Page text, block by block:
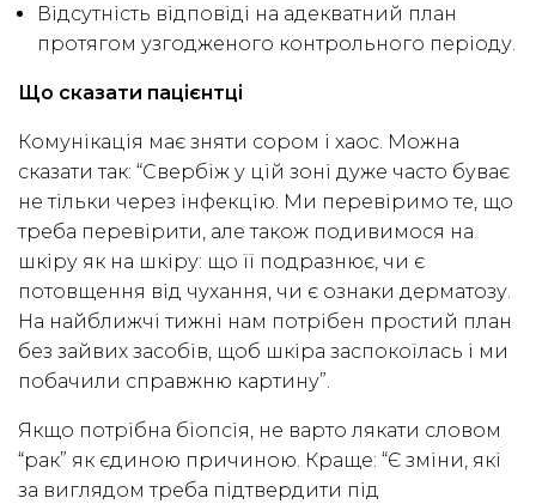
Відсутність відповіді на адекватний план
протягом узгодженого контрольного періоду.
Що сказати пацієнтці
Комунікація має зняти сором і хаос. Можна
сказати так: “Свербіж у цій зоні дуже часто буває
не тільки через інфекцію. Ми перевіримо те, що
треба перевірити, але також подивимося на
шкіру як на шкіру: що її подразнює, чи є
потовщення від чухання, чи є ознаки дерматозу.
На найближчі тижні нам потрібен простий план
без зайвих засобів, щоб шкіра заспокоїлась і ми
побачили справжню картину”.
Якщо потрібна біопсія, не варто лякати словом
“рак” як єдиною причиною. Краще: “Є зміни, які
за виглядом треба підтвердити під